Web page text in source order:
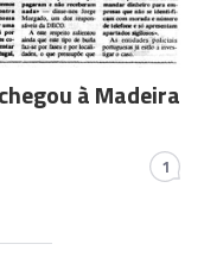
à Madeira
1